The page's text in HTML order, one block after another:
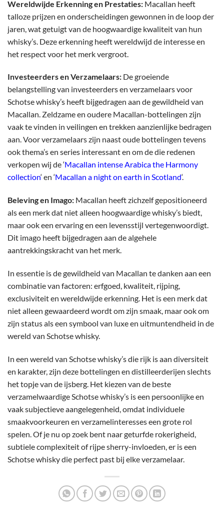
Wereldwijde Erkenning en Prestaties: Macallan heeft
talloze prijzen en onderscheidingen gewonnen in de loop der
jaren, wat getuigt van de hoogwaardige kwaliteit van hun
whisky’s. Deze erkenning heeft wereldwijd de interesse en
het respect voor het merk vergroot.
Investeerders en Verzamelaars: De groeiende
belangstelling van investeerders en verzamelaars voor
Schotse whisky’s heeft bijgedragen aan de gewildheid van
Macallan. Zeldzame en oudere Macallan-bottelingen zijn
vaak te vinden in veilingen en trekken aanzienlijke bedragen
aan. Voor verzamelaars zijn naast oude bottelingen tevens
ook thema’s en series interessant en om de die redenen
verkopen wij de ‘Macallan intense Arabica the Harmony
collection‘ en ‘Macallan a night on earth in Scotland‘.
Beleving en Imago: Macallan heeft zichzelf gepositioneerd
als een merk dat niet alleen hoogwaardige whisky’s biedt,
maar ook een ervaring en een levensstijl vertegenwoordigt.
Dit imago heeft bijgedragen aan de algehele
aantrekkingskracht van het merk.
In essentie is de gewildheid van Macallan te danken aan een
combinatie van factoren: erfgoed, kwaliteit, rijping,
exclusiviteit en wereldwijde erkenning. Het is een merk dat
niet alleen gewaardeerd wordt om zijn smaak, maar ook om
zijn status als een symbool van luxe en uitmuntendheid in de
wereld van Schotse whisky.
In een wereld van Schotse whisky’s die rijk is aan diversiteit
en karakter, zijn deze bottelingen en distilleerderijen slechts
het topje van de ijsberg. Het kiezen van de beste
verzamelwaardige Schotse whisky’s is een persoonlijke en
vaak subjectieve aangelegenheid, omdat individuele
smaakvoorkeuren en verzamelinteresses een grote rol
spelen. Of je nu op zoek bent naar geturfde rokerigheid,
subtiele complexiteit of rijpe sherry-invloeden, er is een
Schotse whisky die perfect past bij elke verzamelaar.